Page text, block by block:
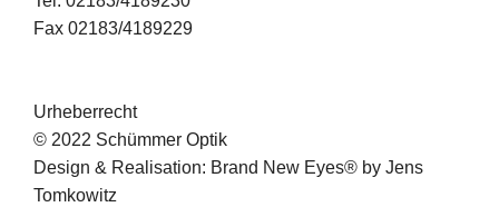
News
Fax 02183/4189229
Urheberrecht
© 2022 Schümmer Optik
Design & Realisation: Brand New Eyes® by Jens
Tomkowitz